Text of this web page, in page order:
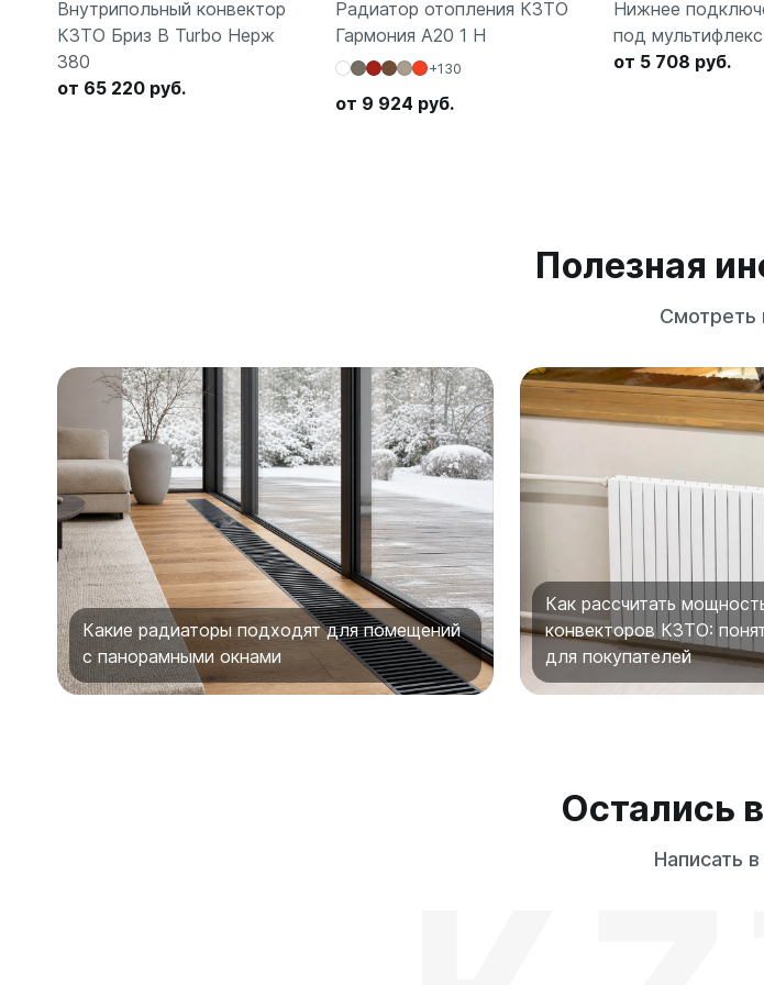
Внутрипольный конвектор
КЗТО Бриз В Turbo Нерж
380
от 65 220 руб.
Радиатор отопления КЗТО
Гармония А20 1 H
+130
от 9 924 руб.
Нижнее
под мультифлекс
от 5 708 руб.
Полезная
Смотреть
Какие радиаторы подходят для помещений
с панорамными окнами
Как рассчитать
конвекторов КЗТО:
для покупателей
Остались
Написать